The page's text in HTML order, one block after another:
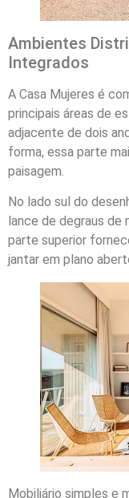
Ambientes
Integrados
A Casa Mujeres é
principais áreas de
adjacente de dois
forma, essa parte
paisagem.
No lado sul do
lance de degraus de
parte superior
jantar em plano
Mobiliário simples e